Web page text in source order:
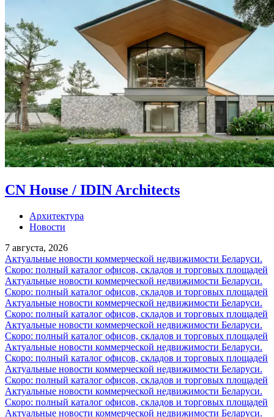
CN House / IDIN Architects
Архитектура
Новости
7 августа, 2026
Актуальные новости коммерческой недвижимости Беларуси.
Скоро: полный каталог офисов, складов и торговых площадей
Актуальные новости коммерческой недвижимости Беларуси.
Скоро: полный каталог офисов, складов и торговых площадей
Актуальные новости коммерческой недвижимости Беларуси.
Скоро: полный каталог офисов, складов и торговых площадей
Актуальные новости коммерческой недвижимости Беларуси.
Скоро: полный каталог офисов, складов и торговых площадей
Актуальные новости коммерческой недвижимости Беларуси.
Скоро: полный каталог офисов, складов и торговых площадей
Актуальные новости коммерческой недвижимости Беларуси.
Скоро: полный каталог офисов, складов и торговых площадей
Актуальные новости коммерческой недвижимости Беларуси.
Скоро: полный каталог офисов, складов и торговых площадей
Актуальные новости коммерческой недвижимости Беларуси.